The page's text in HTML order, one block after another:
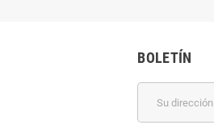
BOLETÍN